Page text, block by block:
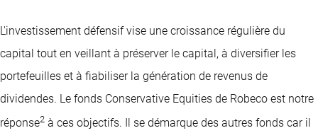
L'investissement défensif vise une croissance régulière du
capital tout en veillant à préserver le capital, à diversifier les
portefeuilles et à fiabiliser la génération de revenus de
dividendes. Le fonds Conservative Equities de Robeco est notre
réponse2 à ces objectifs. Il se démarque des autres fonds car il